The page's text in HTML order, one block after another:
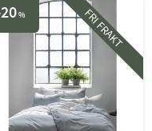
20% FRI FRAKT